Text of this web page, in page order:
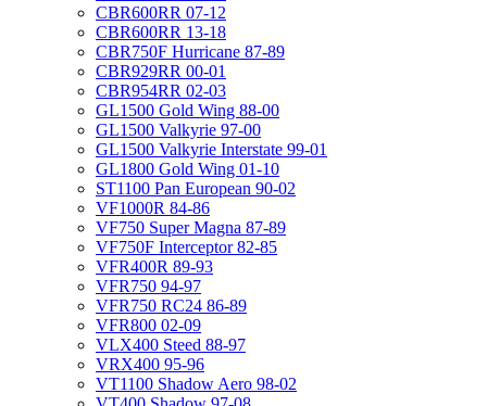
CBR600RR 07-12
CBR600RR 13-18
CBR750F Hurricane 87-89
CBR929RR 00-01
CBR954RR 02-03
GL1500 Gold Wing 88-00
GL1500 Valkyrie 97-00
GL1500 Valkyrie Interstate 99-01
GL1800 Gold Wing 01-10
ST1100 Pan European 90-02
VF1000R 84-86
VF750 Super Magna 87-89
VF750F Interceptor 82-85
VFR400R 89-93
VFR750 94-97
VFR750 RC24 86-89
VFR800 02-09
VLX400 Steed 88-97
VRX400 95-96
VT1100 Shadow Aero 98-02